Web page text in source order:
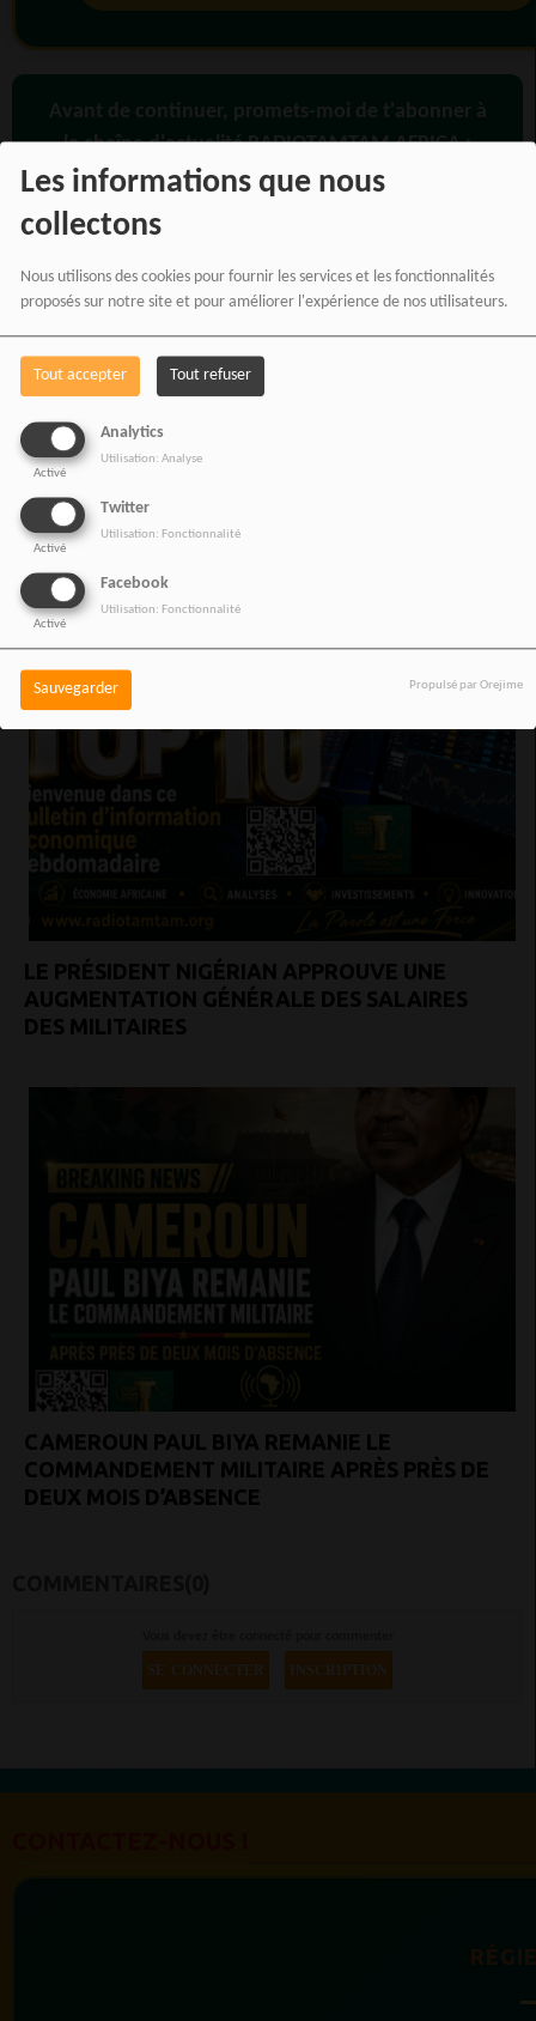
Les informations que nous
collectons
Nous utilisons des cookies pour fournir les services et les fonctionnalités
proposés sur notre site et pour améliorer l'expérience de nos utilisateurs.
Tout accepter Tout refuser
Analytics
Activé
Utilisation: Analyse
Twitter
Activé
Utilisation: Fonctionnalité
Facebook
Activé
Utilisation: Fonctionnalité
Sauvegarder Propulsé par Orejime
Avant de continuer, promets-moi de t'abonner à
la chaîne d'actualité RADIOTAMTAM AFRICA :
PARTAGEZ !
VOIR AUSSI
LE PRÉSIDENT NIGÉRIAN APPROUVE UNE
AUGMENTATION GÉNÉRALE DES SALAIRES
DES MILITAIRES
CAMEROUN PAUL BIYA REMANIE LE
COMMANDEMENT MILITAIRE APRÈS PRÈS DE
DEUX MOIS D’ABSENCE
SE CONNECTER INSCRIPTION